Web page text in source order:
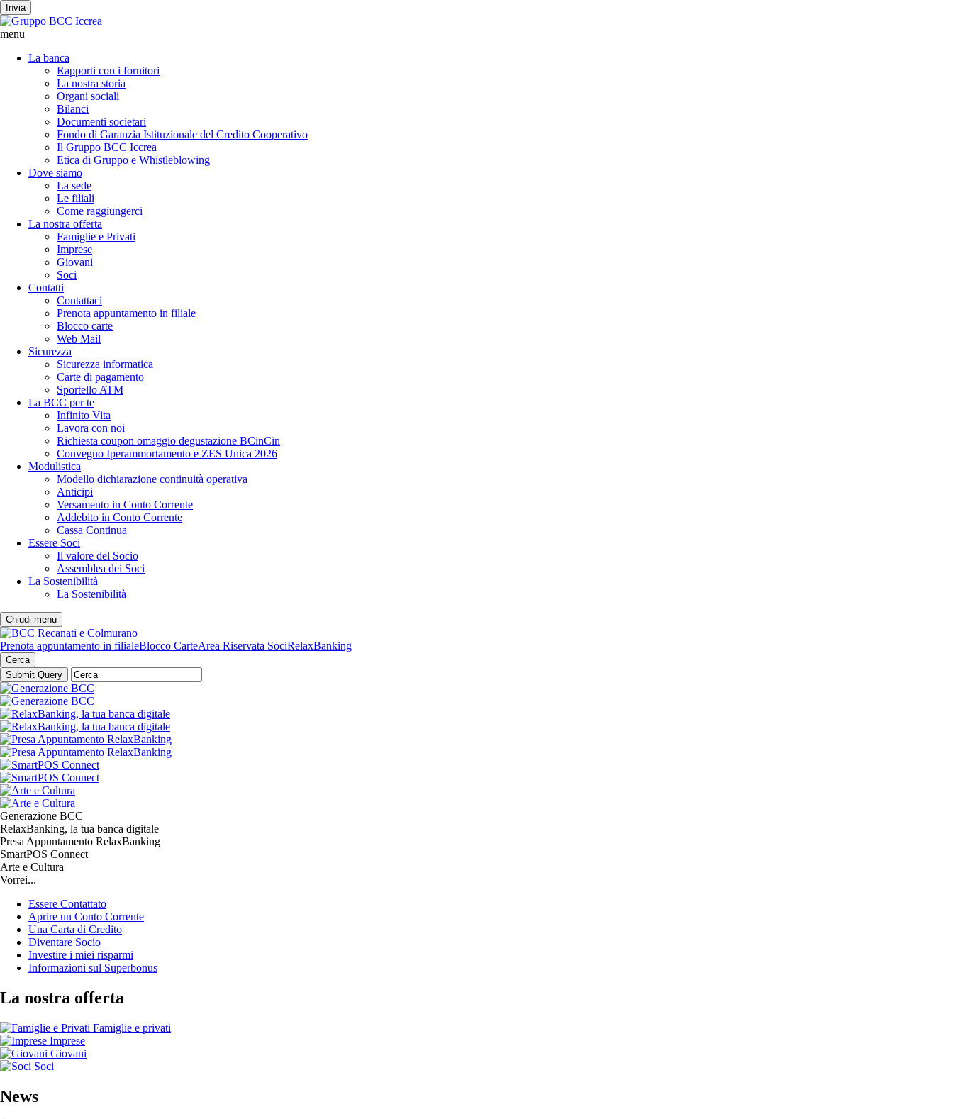
Invia
menu
La banca
Rapporti con i fornitori
La nostra storia
Organi sociali
Bilanci
Documenti societari
Fondo di Garanzia Istituzionale del Credito Cooperativo
Il Gruppo BCC Iccrea
Etica di Gruppo e Whistleblowing
Dove siamo
La sede
Le filiali
Come raggiungerci
La nostra offerta
Famiglie e Privati
Imprese
Giovani
Soci
Contatti
Contattaci
Prenota appuntamento in filiale
Blocco carte
Web Mail
Sicurezza
Sicurezza informatica
Carte di pagamento
Sportello ATM
La BCC per te
Infinito Vita
Lavora con noi
Richiesta coupon omaggio degustazione BCinCin
Convegno Iperammortamento e ZES Unica 2026
Modulistica
Modello dichiarazione continuità operativa
Anticipi
Versamento in Conto Corrente
Addebito in Conto Corrente
Cassa Continua
Essere Soci
Il valore del Socio
Assemblea dei Soci
La Sostenibilità
La Sostenibilità
Chiudi menu
Prenota appuntamento in filialeBlocco CarteArea Riservata SociRelaxBanking
Cerca
Generazione BCC
RelaxBanking, la tua banca digitale
Presa Appuntamento RelaxBanking
SmartPOS Connect
Arte e Cultura
Vorrei...
Essere Contattato
Aprire un Conto Corrente
Una Carta di Credito
Diventare Socio
Investire i miei risparmi
Informazioni sul Superbonus
La nostra offerta
Famiglie e privati
Imprese
Giovani
Soci
News